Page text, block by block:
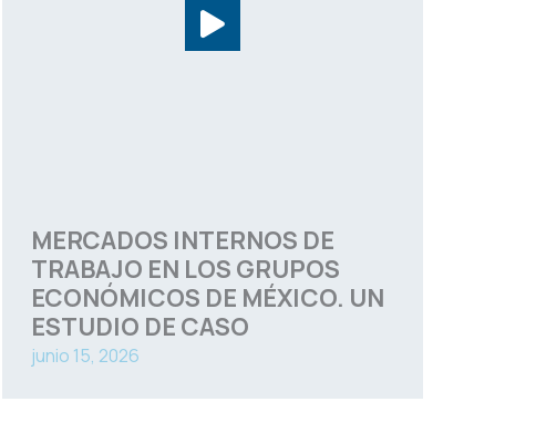
MERCADOS INTERNOS DE
TRABAJO EN LOS GRUPOS
ECONÓMICOS DE MÉXICO. UN
ESTUDIO DE CASO
junio 15, 2026